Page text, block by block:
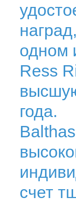
одном
Ress
года.
счет